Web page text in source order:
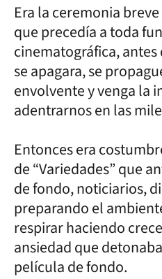
Era la ceremonia
que precedía a toda
cinematográfica, antes
se apagara, se
envolvente y venga la
adentrarnos en las
Entonces era
de “Variedades” que
de fondo, noticiarios,
preparando el
respirar haciendo
ansiedad que
película de fondo.